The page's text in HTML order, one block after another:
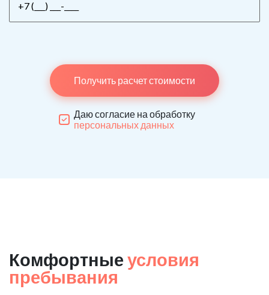
Получить расчет стоимости
Даю согласие на обработку
персональных данных
Комфортные условия
пребывания